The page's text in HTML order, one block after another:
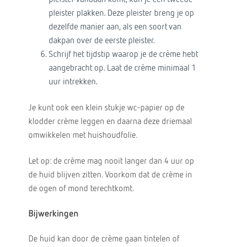
pleister plakken. Deze pleister breng je op
dezelfde manier aan, als een soort van
dakpan over de eerste pleister.
Schrijf het tijdstip waarop je de crème hebt
aangebracht op. Laat de crème minimaal 1
uur intrekken.
Je kunt ook een klein stukje wc-papier op de
klodder crème leggen en daarna deze driemaal
omwikkelen met huishoudfolie.
Let op: de crème mag nooit langer dan 4 uur op
de huid blijven zitten. Voorkom dat de crème in
de ogen of mond terechtkomt.
Bijwerkingen
De huid kan door de crème gaan tintelen of